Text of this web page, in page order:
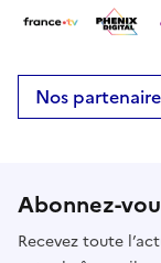
Nos
Abonnez-
Recevez toute